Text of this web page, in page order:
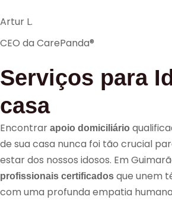
Artur L.
CEO da CarePanda®
Serviços para
casa
Encontrar apoio domiciliário
de sua casa nunca foi tão crucial
estar dos nossos idosos. Em
profissionais certificados que unem
com uma profunda empatia